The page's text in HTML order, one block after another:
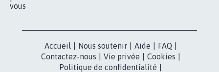
vous
Accueil Nous soutenir Aide FAQ
Contactez-nous
Vie privée Cookies
Politique de confidentialité